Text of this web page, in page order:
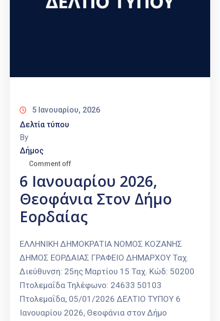
5 Ιανουαρίου, 2026
Δελτία τύπου
By
Δήμος
Comment off
6 Ιανουαρίου 2026,
Θεοφάνια Στον Δήμο
Εορδαίας
ΕΛΛΗΝΙΚΗ ΔΗΜΟΚΡΑΤΙΑ ΝΟΜΟΣ ΚΟΖΑΝΗΣ
ΔΗΜΟΣ ΕΟΡΔΑΙΑΣ ΓΡΑΦΕΙΟ ΔΗΜΑΡΧΟΥ Ταχ.
Διεύθυνση: 25ης Μαρτίου 15 Ταχ. Κώδ: 50200
Πτολεμαΐδα Τηλέφωνο: 24633 50103
Πτολεμαΐδα, 05/01/2026 ΔΕΛΤΙΟ ΤΥΠΟΥ 6
Ιανουαρίου 2026, Θεοφάνια στον Δήμο